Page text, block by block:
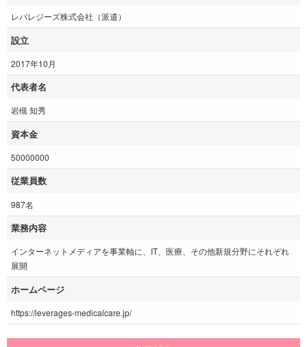
レバレジーズ株式会社（派遣）
設立
2017年10月
代表者名
岩槻 知秀
資本金
50000000
従業員数
987名
業務内容
インターネットメディアを事業軸に、IT、医療、その他新規分野にそれぞれ
展開
ホームページ
https://leverages-medicalcare.jp/